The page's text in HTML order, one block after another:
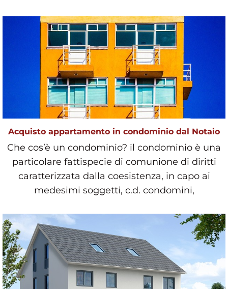
Acquisto appartamento in condominio dal Notaio
Che cos’è un condominio? il condominio è una
particolare fattispecie di comunione di diritti
caratterizzata dalla coesistenza, in capo ai
medesimi soggetti, c.d. condomini,